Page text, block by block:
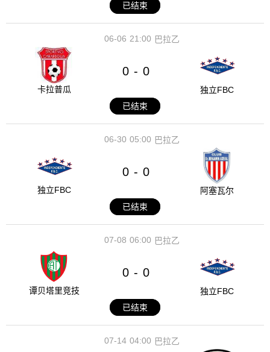
已结束
21:00
06-06 巴拉乙
卡拉普瓜
0 - 0
独立FBC
已结束
05:00
06-30 巴拉乙
独立FBC
0 - 0
阿塞瓦尔
已结束
06:00
07-08 巴拉乙
谭贝塔里竞技
0 - 0
独立FBC
已结束
04:00
07-14 巴拉乙